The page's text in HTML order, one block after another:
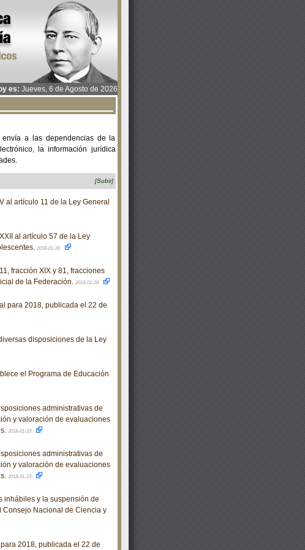
es: Jueves, 6 de Agosto de 2026
envía a las dependencias de la
la información jurídica
[Subir]
al artículo 11 de la Ley General
al artículo 57 de la Ley
2018-01-26
fracción XIX y 81, fracciones
de la Federación. 2018-01-26
para 2018, publicada el 22 de
disposiciones de la Ley
el Programa de Educación
administrativas de
y valoración de evaluaciones
2018-01-23
administrativas de
y valoración de evaluaciones
2018-01-23
inhábiles y la suspensión de
Consejo Nacional de Ciencia y
2018, publicada el 22 de